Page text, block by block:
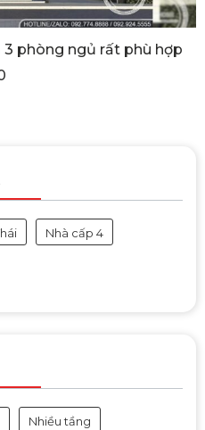
phòng ngủ rất phù hợp
Nhà cấp 4
Nhiều tầng